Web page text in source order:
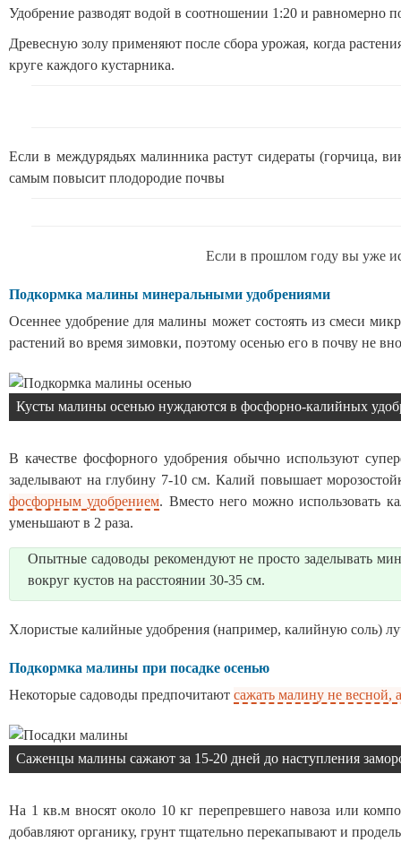
Удобрение разводят водой в соотношении 1:20 и равномерно
Древесную золу применяют после сбора урожая, когда
круге каждого кустарника.
Если в междурядьях малинника растут сидераты (горчица,
самым повысит плодородие почвы
Если в прошлом году вы уже
Подкормка малины минеральными удобрениями
Осеннее удобрение для малины может состоять из смеси
растений во время зимовки, поэтому осенью его в почву не
Кусты малины осенью нуждаются в фосфорно-калийных
В качестве фосфорного удобрения обычно используют
заделывают на глубину 7-10 см. Калий повышает
фосфорным удобрением. Вместо него можно использовать
уменьшают в 2 раза.
Опытные садоводы рекомендуют не просто заделывать
вокруг кустов на расстоянии 30-35 см.
Хлористые калийные удобрения (например, калийную соль)
Подкормка малины при посадке осенью
Некоторые садоводы предпочитают сажать малину не весной,
Саженцы малины сажают за 15-20 дней до наступления
На 1 кв.м вносят около 10 кг перепревшего навоза или
добавляют органику, грунт тщательно перекапывают и